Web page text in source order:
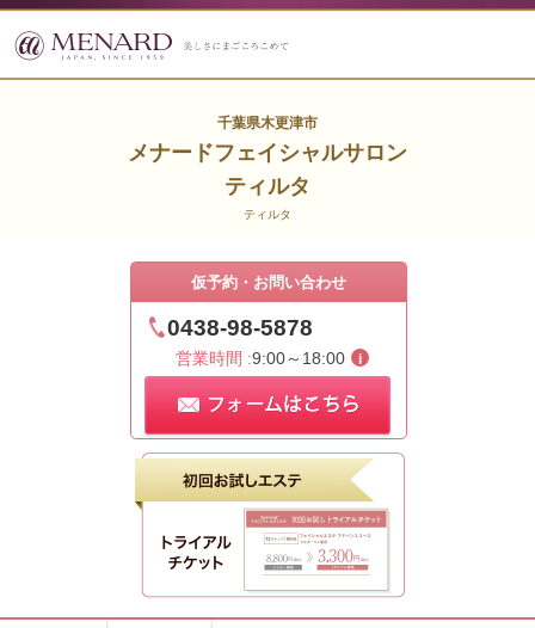
千葉県木更津市
メナードフェイシャルサロン
ティルタ
ティルタ
仮予約・お問い合わせ
0438-98-5878
営業時間 :9:00～18:00